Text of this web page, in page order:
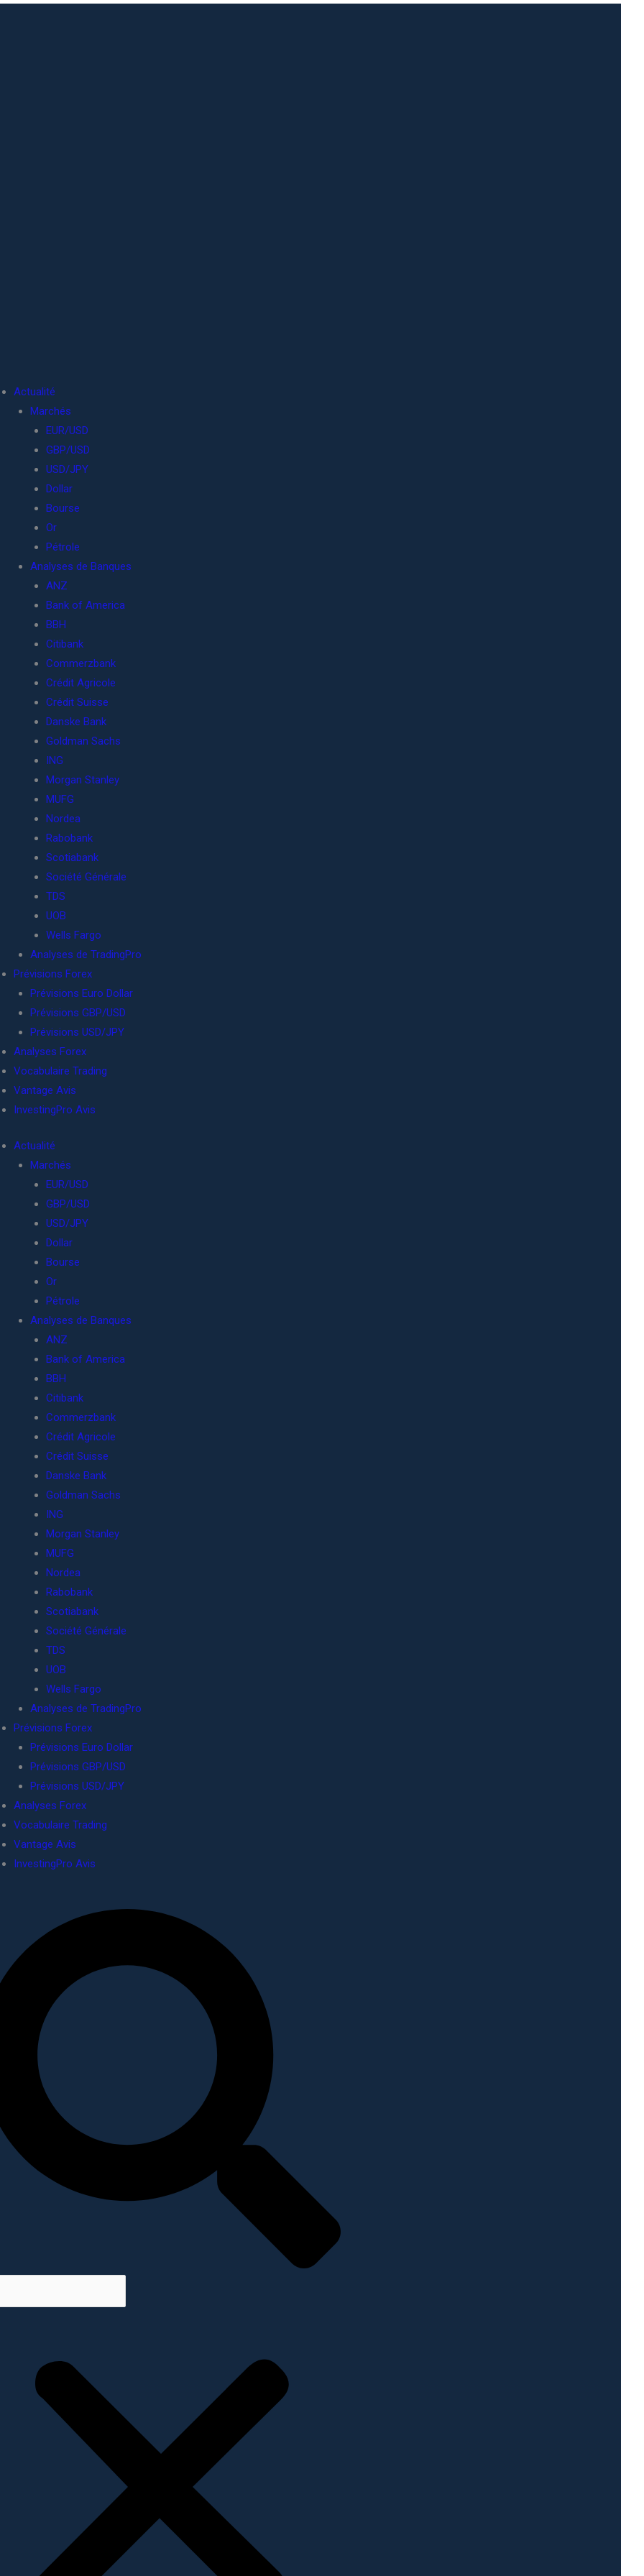
Actualité
Marchés
EUR/USD
GBP/USD
USD/JPY
Dollar
Bourse
Or
Pétrole
Analyses de Banques
ANZ
Bank of America
BBH
Citibank
Commerzbank
Crédit Agricole
Crédit Suisse
Danske Bank
Goldman Sachs
ING
Morgan Stanley
MUFG
Nordea
Rabobank
Scotiabank
Société Générale
TDS
UOB
Wells Fargo
Analyses de TradingPro
Prévisions Forex
Prévisions Euro Dollar
Prévisions GBP/USD
Prévisions USD/JPY
Analyses Forex
Vocabulaire Trading
Vantage Avis
InvestingPro Avis
Actualité
Marchés
EUR/USD
GBP/USD
USD/JPY
Dollar
Bourse
Or
Pétrole
Analyses de Banques
ANZ
Bank of America
BBH
Citibank
Commerzbank
Crédit Agricole
Crédit Suisse
Danske Bank
Goldman Sachs
ING
Morgan Stanley
MUFG
Nordea
Rabobank
Scotiabank
Société Générale
TDS
UOB
Wells Fargo
Analyses de TradingPro
Prévisions Forex
Prévisions Euro Dollar
Prévisions GBP/USD
Prévisions USD/JPY
Analyses Forex
Vocabulaire Trading
Vantage Avis
InvestingPro Avis